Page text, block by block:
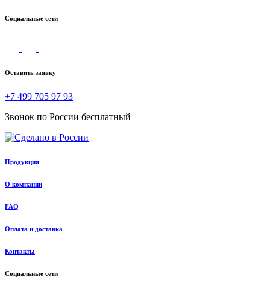
Социальные сети
Оставить заявку
+7 499 705 97 93
Звонок по России бесплатный
Продукция
О компании
FAQ
Оплата и доставка
Контакты
Социальные сети